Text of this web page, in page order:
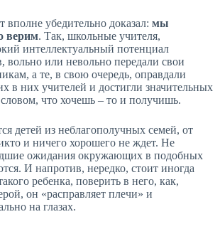
вполне убедительно доказал: мы
верим. Так, школьные учителя,
интеллектуальный потенциал
вольно или невольно передали свои
а те, в свою очередь, оправдали
в них учителей и достигли значительных
что хочешь – то и получишь.
детей из неблагополучных семей, от
и ничего хорошего не ждет. Не
ожидания окружающих в подобных
И напротив, нередко, стоит иногда
ребенка, поверить в него, как,
он «расправляет плечи» и
на глазах.